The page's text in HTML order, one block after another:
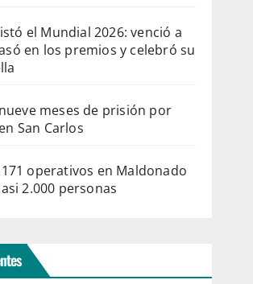
el Mundial 2026: venció a
en los premios y celebró su
meses de prisión por
San Carlos
operativos en Maldonado
2.000 personas